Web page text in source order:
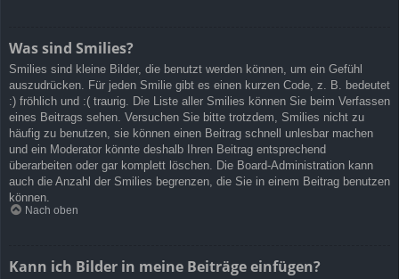
Was sind Smilies?
Smilies sind kleine Bilder, die benutzt werden können, um ein Gefühl
auszudrücken. Für jeden Smilie gibt es einen kurzen Code, z. B. bedeutet
:) fröhlich und :( traurig. Die Liste aller Smilies können Sie beim Verfassen
eines Beitrags sehen. Versuchen Sie bitte trotzdem, Smilies nicht zu
häufig zu benutzen, sie können einen Beitrag schnell unlesbar machen
und ein Moderator könnte deshalb Ihren Beitrag entsprechend
überarbeiten oder gar komplett löschen. Die Board-Administration kann
auch die Anzahl der Smilies begrenzen, die Sie in einem Beitrag benutzen
können.
Nach oben
Kann ich Bilder in meine Beiträge einfügen?